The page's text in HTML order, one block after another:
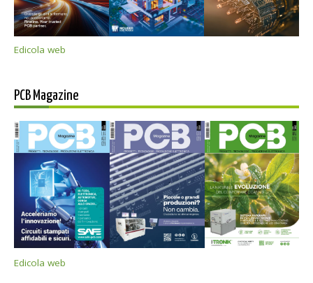
Edicola web
PCB Magazine
Edicola web